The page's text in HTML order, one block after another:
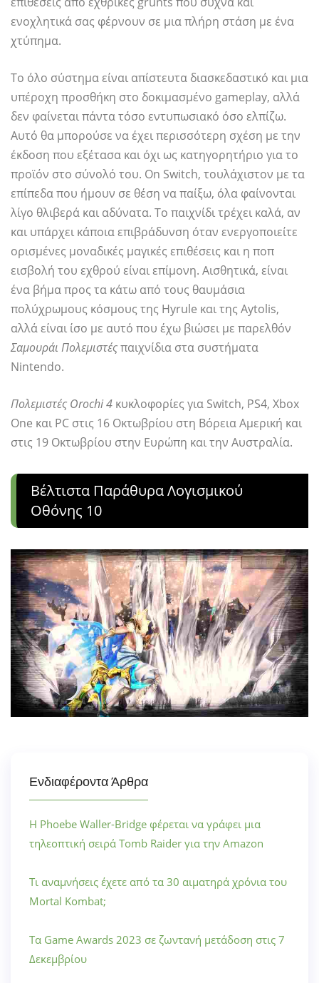
ενοχλητικά σας φέρνουν σε μια πλήρη στάση με ένα
χτύπημα.
Το όλο σύστημα είναι απίστευτα διασκεδαστικό και μια
υπέροχη προσθήκη στο δοκιμασμένο gameplay, αλλά
δεν φαίνεται πάντα τόσο εντυπωσιακό όσο ελπίζω.
Αυτό θα μπορούσε να έχει περισσότερη σχέση με την
έκδοση που εξέτασα και όχι ως κατηγορητήριο για το
προϊόν στο σύνολό του. On Switch, τουλάχιστον με τα
επίπεδα που ήμουν σε θέση να παίξω, όλα φαίνονται
λίγο θλιβερά και αδύνατα. Το παιχνίδι τρέχει καλά, αν
και υπάρχει κάποια επιβράδυνση όταν ενεργοποιείτε
ορισμένες μοναδικές μαγικές επιθέσεις και η ποπ
εισβολή του εχθρού είναι επίμονη. Αισθητικά, είναι
ένα βήμα προς τα κάτω από τους θαυμάσια
πολύχρωμους κόσμους της Hyrule και της Aytolis,
αλλά είναι ίσο με αυτό που έχω βιώσει με παρελθόν
Σαμουράι Πολεμιστέςπαιχνίδια στα συστήματα
Nintendo.
Πολεμιστές Orochi 4 κυκλοφορίες για Switch, PS4, Xbox
One και PC στις 16 Οκτωβρίου στη Βόρεια Αμερική και
στις 19 Οκτωβρίου στην Ευρώπη και την Αυστραλία.
Βέλτιστα Παράθυρα Λογισμικού
Οθόνης 10
Ενδιαφέροντα Άρθρα
Η Phoebe Waller-Bridge φέρεται να γράφει μια
τηλεοπτική σειρά Tomb Raider για την Amazon
Τι αναμνήσεις έχετε από τα 30 αιματηρά χρόνια του
Mortal Kombat;
Τα Game Awards 2023 σε ζωντανή μετάδοση στις 7
Δεκεμβρίου